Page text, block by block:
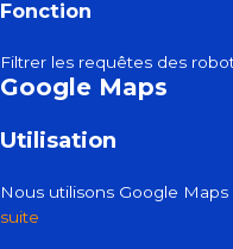
Fonction
Filtrer les requêtes des
Google Maps
Utilisation
Nous utilisons Google Maps
suite